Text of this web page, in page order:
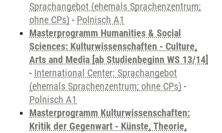
Sprachangebot (ehemals Sprachenzentrum;
ohne CPs) - Polnisch A1
Masterprogramm Humanities & Social
Sciences: Kulturwissenschaften - Culture,
Arts and Media [ab Studienbeginn WS 13/14]
- International Center: Sprachangebot
(ehemals Sprachenzentrum; ohne CPs) -
Polnisch A1
Masterprogramm Kulturwissenschaften:
Kritik der Gegenwart - Künste, Theorie,